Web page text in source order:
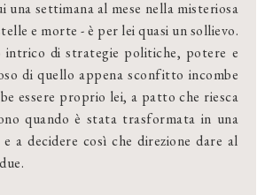
una settimana al mese nella misteriosa
e morte - è per lei quasi un sollievo.
di strategie politiche, potere e
di quello appena sconfitto incombe
essere proprio lei, a patto che riesca
quando è stata trasformata in una
a decidere così che direzione dare al